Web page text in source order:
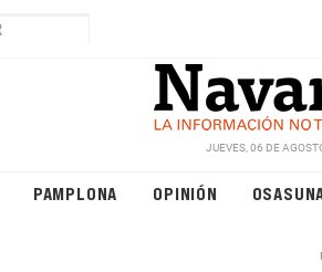
JUEVES, 06 DE
PAMPLONA OPINIÓN